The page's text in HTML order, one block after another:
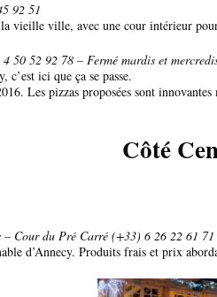
92 51
vieille ville, avec une cour intérieur
4 50 52 92 78 – Fermé mardis et
c’est ici que ça se passe.
Les pizzas proposées sont
Côté
– Cour du Pré Carré (+33) 6 26 22 61 71
d’Annecy. Produits frais et prix